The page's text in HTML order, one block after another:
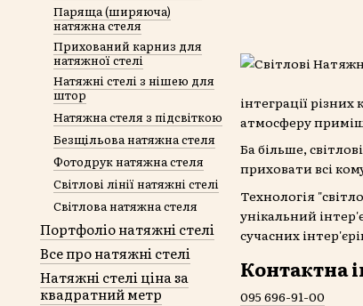
інтеграції
атмосферу
Ба більше,
приховати всі
Технологія
унікальний
сучасних
Контактна
095 696-91-00
Паряща (ширяюча)
натяжна стеля
Прихований карниз для
натяжної стелі
Натяжні стелі з нішею для
штор
Натяжна стеля з підсвіткою
Безщільова натяжна стеля
Фотодрук натяжна стеля
Світлові лінії натяжні стелі
Світлова натяжна стеля
Портфоліо натяжні стелі
Все про натяжні стелі
Натяжні стелі ціна за
квадратний метр